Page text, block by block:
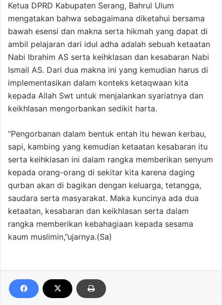
Ketua DPRD Kabupaten Serang, Bahrul Ulum
mengatakan bahwa sebagaimana diketahui bersama
bawah esensi dan makna serta hikmah yang dapat di
ambil pelajaran dari idul adha adalah sebuah ketaatan
Nabi Ibrahim AS serta keihklasan dan kesabaran Nabi
Ismail AS. Dari dua makna ini yang kemudian harus di
implementasikan dalam konteks ketaqwaan kita
kepada Allah Swt untuk menjalankan syariatnya dan
keikhlasan mengorbankan sedikit harta.
“Pengorbanan dalam bentuk entah itu hewan kerbau,
sapi, kambing yang kemudian ketaatan kesabaran itu
serta keihklasan ini dalam rangka memberikan senyum
kepada orang-orang di sekitar kita karena daging
qurban akan di bagikan dengan keluarga, tetangga,
saudara serta masyarakat. Maka kuncinya ada dua
ketaatan, kesabaran dan keikhlasan serta dalam
rangka memberikan kebahagiaan kepada sesama
kaum muslimin,”ujarnya.(Sa)